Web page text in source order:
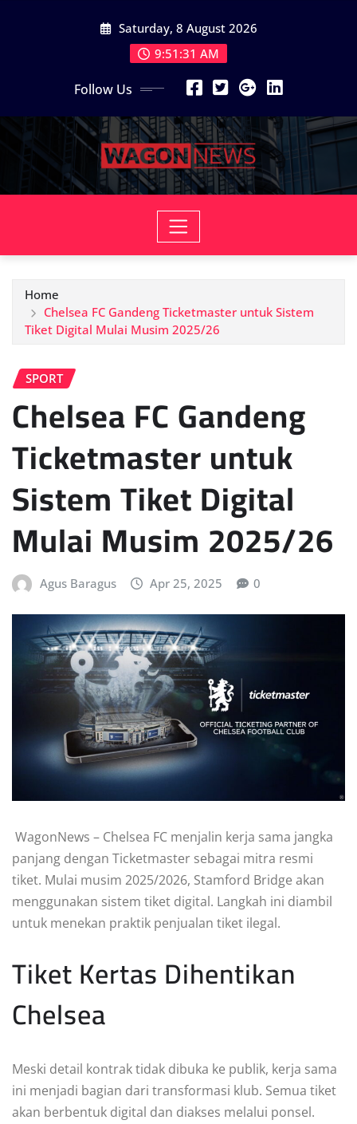
Saturday, 8 August 2026
9:51:33 AM
Follow Us
Home
Chelsea FC Gandeng Ticketmaster untuk Sistem
Tiket Digital Mulai Musim 2025/26
SPORT
Chelsea FC Gandeng
Ticketmaster untuk
Sistem Tiket Digital
Mulai Musim 2025/26
Agus Baragus Apr 25, 2025 0
WagonNews – Chelsea FC menjalin kerja sama jangka
panjang dengan Ticketmaster sebagai mitra resmi
tiket. Mulai musim 2025/2026, Stamford Bridge akan
menggunakan sistem tiket digital. Langkah ini diambil
untuk menekan praktik penjualan tiket ilegal.
Tiket Kertas Dihentikan
Chelsea
Meski detail kontrak tidak dibuka ke publik, kerja sama
ini menjadi bagian dari transformasi klub. Semua tiket
akan berbentuk digital dan diakses melalui ponsel.